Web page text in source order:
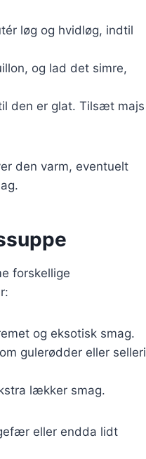
løg og hvidløg, indtil
og lad det simre,
den er glat. Tilsæt majs
den varm, eventuelt
forskellige
og eksotisk smag.
gulerødder eller selleri
lækker smag.
eller endda lidt